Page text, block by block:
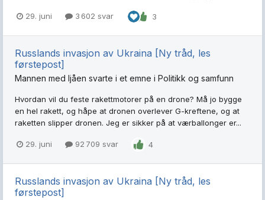
29. juni 3 602 svar 3
Russlands invasjon av Ukraina [Ny tråd, les
førstepost]
Mannen med ljåen svarte i et emne i Politikk og samfunn
Hvordan vil du feste rakettmotorer på en drone? Må jo bygge
en hel rakett, og håpe at dronen overlever G-kreftene, og at
raketten slipper dronen. Jeg er sikker på at værballonger er...
29. juni 92 709 svar 4
Russlands invasjon av Ukraina [Ny tråd, les
førstepost]